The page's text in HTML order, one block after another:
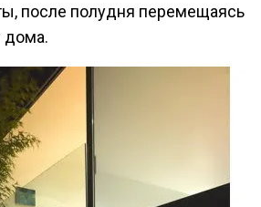
после полудня перемещаясь
дома.